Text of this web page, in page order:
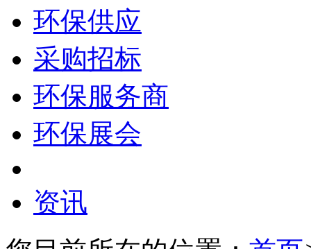
环保供应
采购招标
环保服务商
环保展会
资讯